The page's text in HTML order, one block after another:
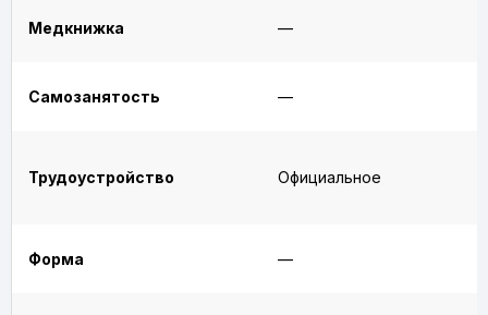
Медкнижка —
Самозанятость —
Трудоустройство Официальное
Форма —